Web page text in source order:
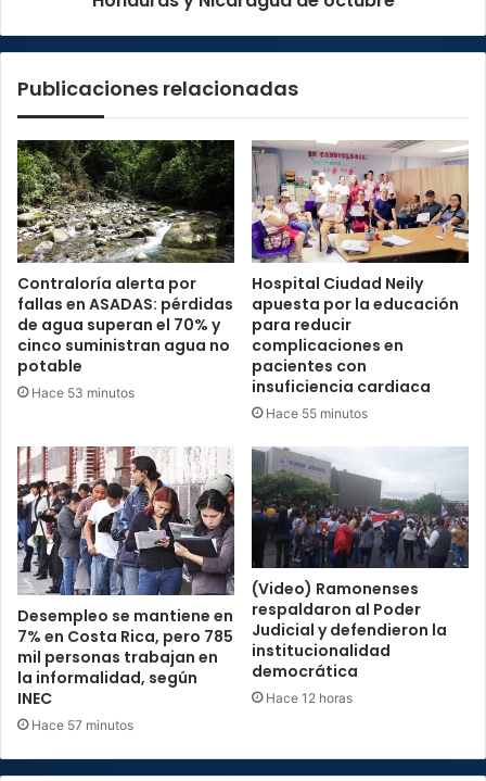
ante
y
octubre
Publicaciones relacionadas
Contraloría alerta por
fallas en ASADAS: pérdidas
de agua superan el 70% y
cinco suministran agua no
potable
Hace 53 minutos
Hospital Ciudad Neily
apuesta por la educación
para reducir
complicaciones en
pacientes con
insuficiencia cardiaca
Hace 55 minutos
Desempleo se mantiene en
7% en Costa Rica, pero 785
mil personas trabajan en
la informalidad, según
INEC
Hace 57 minutos
(Video) Ramonenses
respaldaron al Poder
Judicial y defendieron la
institucionalidad
democrática
Hace 12 horas